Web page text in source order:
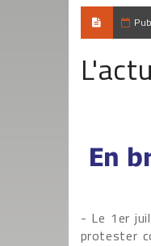
- Le 1er
protester